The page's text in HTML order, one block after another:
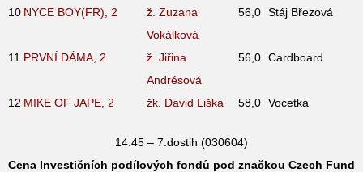
10 NYCE BOY(FR), 2
ž. Zuzana
Vokálková
56,0 Stáj Březová
11 PRVNÍ DÁMA, 2
ž. Jiřina
Andrésová
56,0 Cardboard
12 MIKE OF JAPE, 2 žk. David Liška 58,0 Vocetka
14:45 – 7.dostih (030604)
Cena Investičních podílových fondů pod značkou Czech Fund